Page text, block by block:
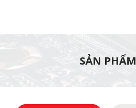
SẢN PHẨM